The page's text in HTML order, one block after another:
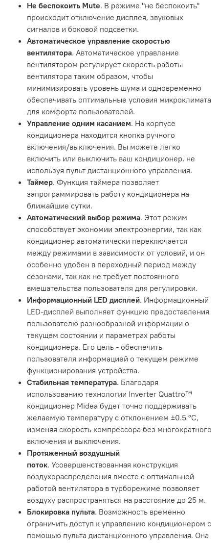
Не беспокоить Mute. В режиме "не беспокоить"
происходит отключение дисплея, звуковых
сигналов и боковой подсветки.
Автоматическое управление скоростью
вентилятора. Автоматическое управление
вентилятором регулирует скорость работы
вентилятора таким образом, чтобы
минимизировать уровень шума и одновременно
обеспечивать оптимальные условия микроклимата
для комфорта пользователей.
Управление одним касанием. На корпусе
кондиционера находится кнопка ручного
включения/выключения. Вы можете легко
включить или выключить ваш кондиционер, не
используя пульт дистанционного управления.
Таймер. Функция таймера позволяет
запрограммировать работу кондиционера на
ближайшие сутки.
Автоматический выбор режима. Этот режим
способствует экономии электроэнергии, так как
кондиционер автоматически переключается
между режимами в зависимости от условий, и он
особенно удобен в переходный период между
сезонами, так как не требует постоянного
вмешательства пользователя для регулировки.
Информационный LED дисплей. Информационный
LED-дисплей выполняет функцию предоставления
пользователю разнообразной информации о
текущем состоянии и параметрах работы
кондиционера. Его цель - обеспечить
пользователя информацией о текущем режиме
функционирования устройства.
Стабильная температура. Благодаря
использованию технологии Inverter Quattro™
кондиционер Midea будет точно поддерживать
желаемую температуру с отклонением ±0.5 °C,
изменяя скорость компрессора без многократного
включения и выключения.
Протяженный воздушный
поток. Усовершенствованная конструкция
воздухораспределения вместе с оптимальной
работой вентилятора в турборежиме позволяет
воздуху распространяться на расстояние до 25 м.
Блокировка пульта. Возможность временно
ограничить доступ к управлению кондиционером с
помощью пульта дистанционного управления. Она